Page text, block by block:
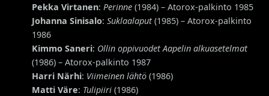
Pekka Virtanen: Perinne (1984) – Atorox-palkinto 1985
Johanna Sinisalo:Suklaalaput(1985) – Atorox-palkinto
1986
Kimmo Saneri: Ollin oppivuodet Aapelin alkuasetelmat
(1986) – Atorox-palkinto 1987
Harri Närhi: Viimeinen lähtö (1986)
Matti Väre: Tulipiiri (1986)